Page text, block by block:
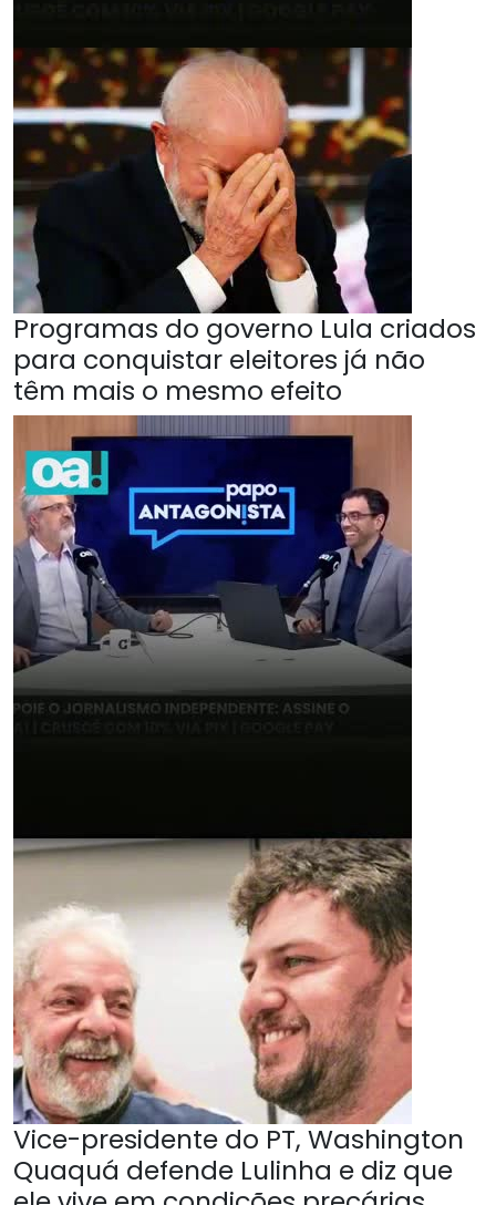
Programas do governo Lula criados
para conquistar eleitores já não
têm mais o mesmo efeito
Vice-presidente do PT, Washington
Quaquá defende Lulinha e diz que